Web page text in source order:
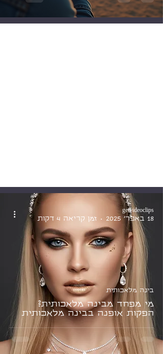
מי מפחד מבינה מלאכותית?
הפקות אופנה בבינה מלאכותית
בינה מלאכותית
getvideoclips
18 באפר׳ 2025
זמן קריאה 4 דקות